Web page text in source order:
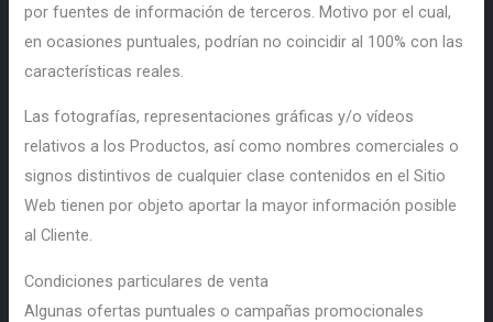
por fuentes de información de terceros. Motivo por el cual,
en ocasiones puntuales, podrían no coincidir al 100% con las
características reales.
Las fotografías, representaciones gráficas y/o vídeos
relativos a los Productos, así como nombres comerciales o
signos distintivos de cualquier clase contenidos en el Sitio
Web tienen por objeto aportar la mayor información posible
al Cliente.
Condiciones particulares de venta
Algunas ofertas puntuales o campañas promocionales